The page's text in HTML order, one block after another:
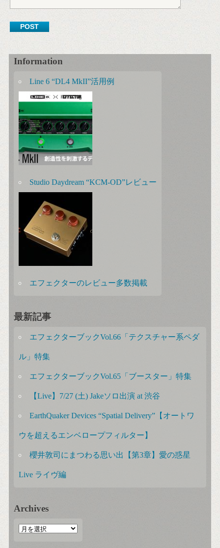
Information
Line 6 “DL4 MkII”活用例
Studio Daydream “KCM-OD”レビュー
エフェクターのレビュー多数掲載
最新記事
エフェクターブックVol.66「テクスチャー系ペダ
ル」特集
エフェクターブックVol.65「ブースター」特集
【Live】7/27 (土) Jakeソロ出演 at 渋谷
EarthQuaker Devices “Spatial Delivery”【オートワ
ウを超えるエンベロープフィルター】
櫻井敦司にまつわる思い出【第3章】愛の惑星
Live ライヴ編
Archives